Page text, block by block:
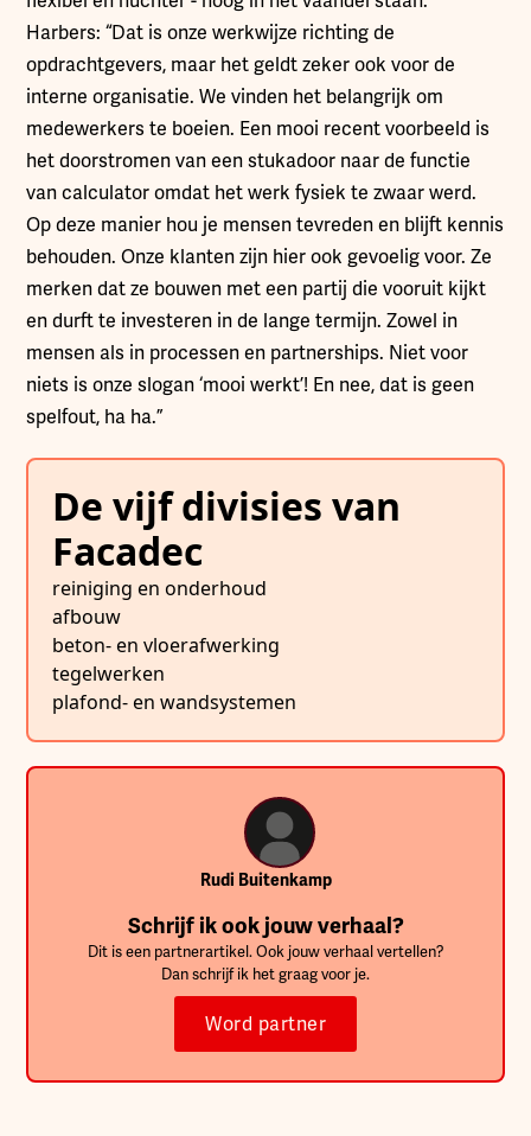
Harbers: “Dat is onze werkwijze richting de
opdrachtgevers, maar het geldt zeker ook voor de
interne organisatie. We vinden het belangrijk om
medewerkers te boeien. Een mooi recent voorbeeld is
het doorstromen van een stukadoor naar de functie
van calculator omdat het werk fysiek te zwaar werd.
Op deze manier hou je mensen tevreden en blijft kennis
behouden. Onze klanten zijn hier ook gevoelig voor. Ze
merken dat ze bouwen met een partij die vooruit kijkt
en durft te investeren in de lange termijn. Zowel in
mensen als in processen en partnerships. Niet voor
niets is onze slogan ‘mooi werkt’! En nee, dat is geen
spelfout, ha ha.”
De vijf divisies van
Facadec
reiniging en onderhoud
afbouw
beton- en vloerafwerking
tegelwerken
plafond- en wandsystemen
Rudi Buitenkamp
Schrijf ik ook jouw verhaal?
Dit is een partnerartikel. Ook jouw verhaal vertellen?
Dan schrijf ik het graag voor je.
Word partner